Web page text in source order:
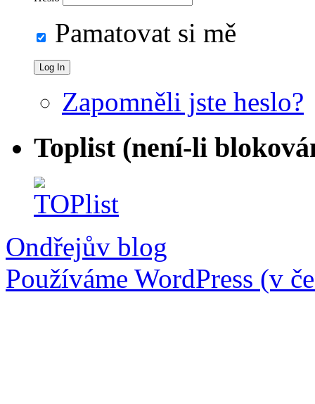
Pamatovat si mě
Zapomněli jste heslo?
Toplist (není-li
Ondřejův blog
Používáme WordPress (v